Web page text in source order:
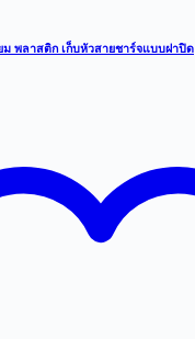
ม พลาสติก เก็บหัวสายชาร์จแบบฝาปิด